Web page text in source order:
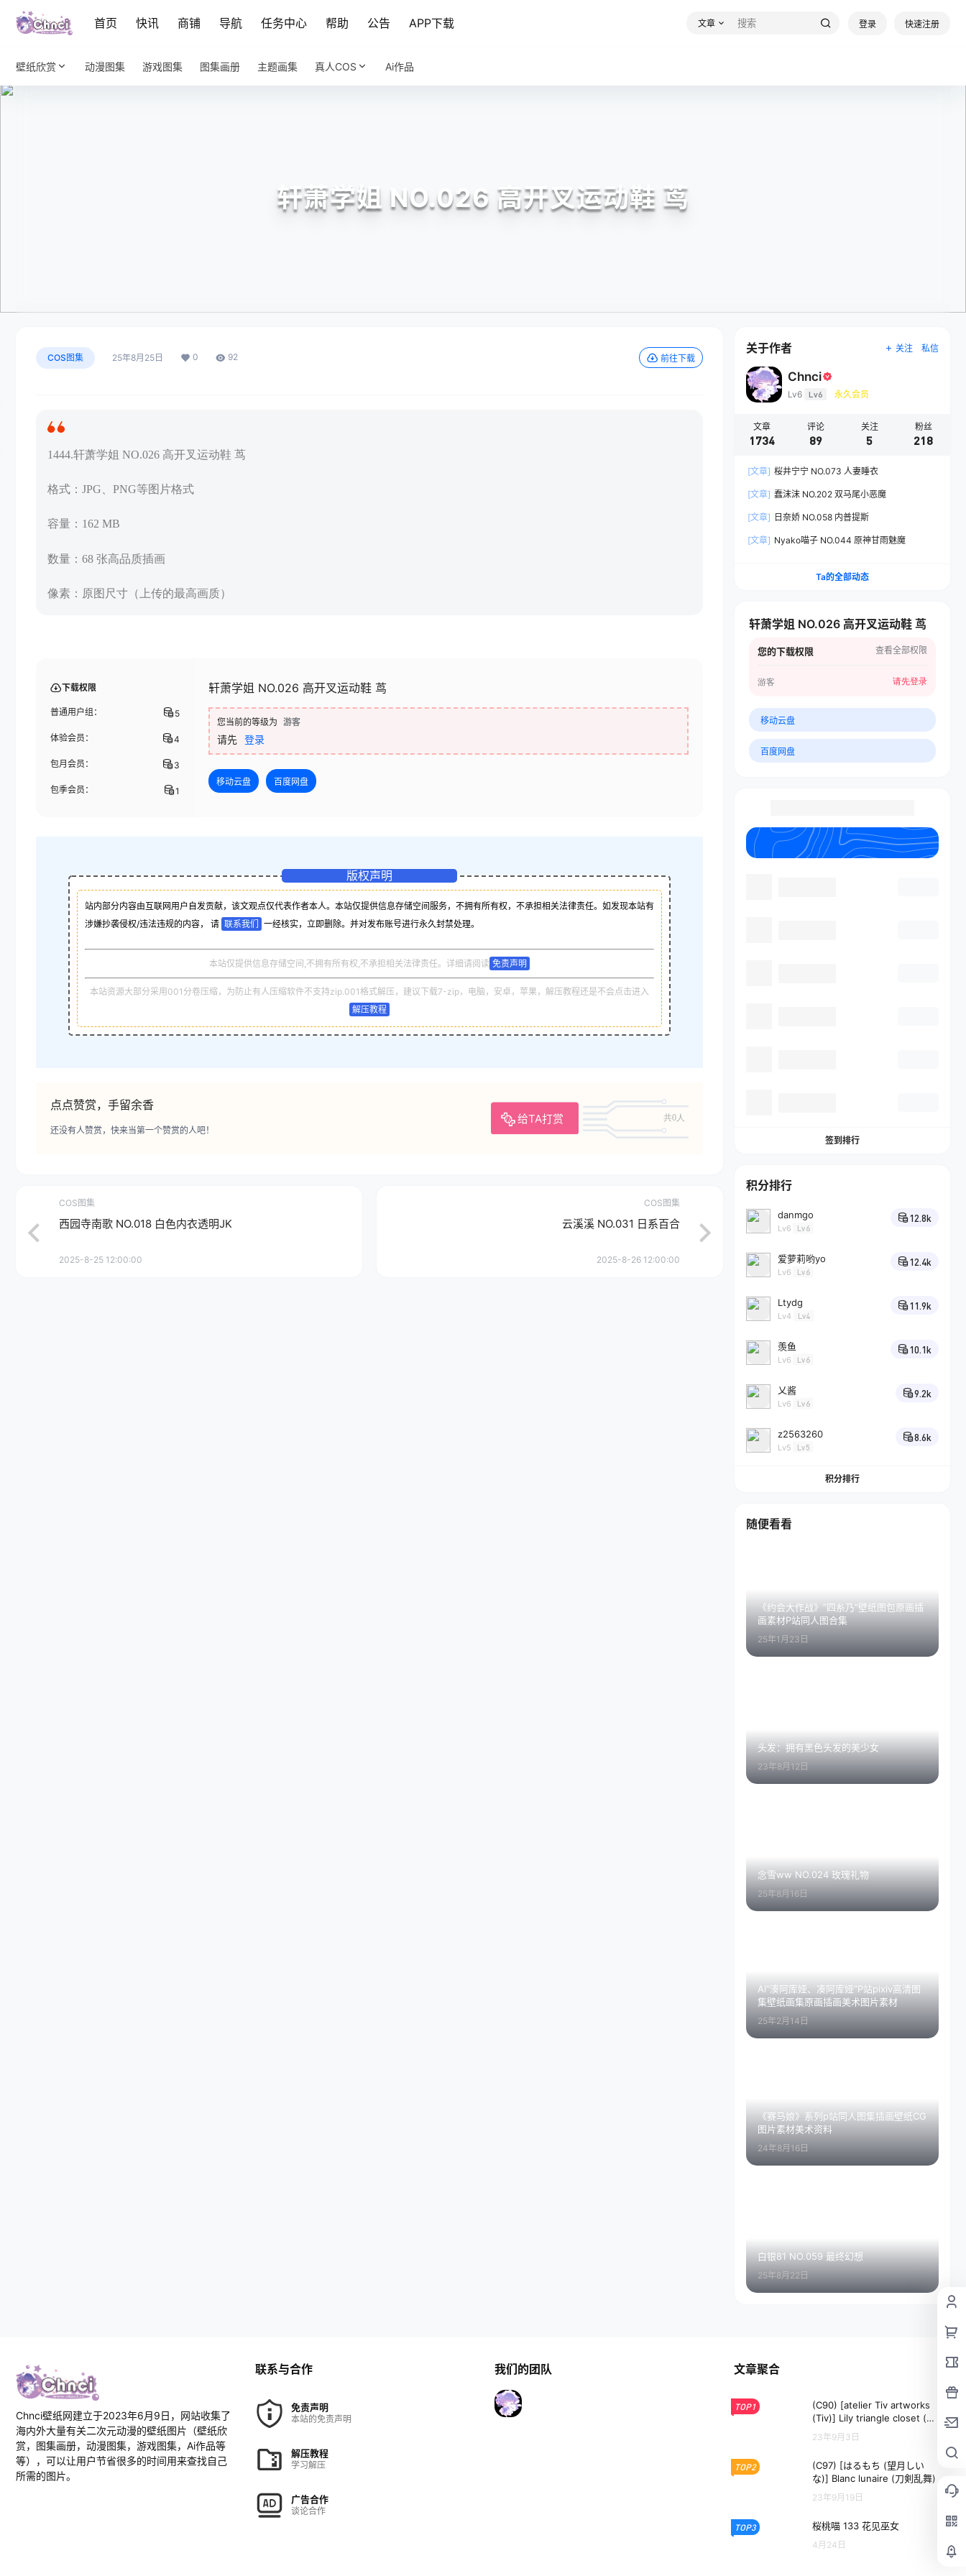
首页 快讯 商铺 导航 任务中心 帮助 公告 APP下载 文章 登录 快速注册
壁纸欣赏 动漫图集 游戏图集 图集画册 主题画集 真人COS Ai作品
轩萧学姐 NO.026 高开叉运动鞋 茑
COS图集 25年8月25日 0 92 前往下载
1444.轩萧学姐 NO.026 高开叉运动鞋 茑
格式：JPG、PNG等图片格式
容量：162 MB
数量：68 张高品质插画
像素：原图尺寸（上传的最高画质）
下载权限
普通用户组： 5
体验会员： 4
包月会员： 3
包季会员： 1
轩萧学姐 NO.026 高开叉运动鞋 茑
您当前的等级为 游客
请先 登录
移动云盘 百度网盘
版权声明
站内部分内容由互联网用户自发贡献，该文观点仅代表作者本人。本站仅提供信息存储空间服务，不拥有所有权，不承担相关法律责任。如发现本站有
涉嫌抄袭侵权/违法违规的内容， 请 联系我们 一经核实，立即删除。并对发布账号进行永久封禁处理。
本站仅提供信息存储空间,不拥有所有权,不承担相关法律责任。详细请阅读 免责声明
本站资源大部分采用001分卷压缩，为防止有人压缩软件不支持zip.001格式解压，建议下载7-zip，电脑，安卓，苹果，解压教程还是不会点击进入
解压教程
点点赞赏，手留余香
给TA打赏 共0人
还没有人赞赏，快来当第一个赞赏的人吧！
COS图集
西园寺南歌 NO.018 白色内衣透明JK
2025-8-25 12:00:00
COS图集
云溪溪 NO.031 日系百合
2025-8-26 12:00:00
关于作者 关注 私信
Chnci
Lv6 Lv6 永久会员
文章
1734
评论
89
关注
5
粉丝
218
[文章] 桜井宁宁 NO.073 人妻睡衣
[文章] 蠢沫沫 NO.202 双马尾小恶魔
[文章] 日奈娇 NO.058 内普提斯
[文章] Nyako喵子 NO.044 原神甘雨魅魔
Ta的全部动态
轩萧学姐 NO.026 高开叉运动鞋 茑
您的下载权限 查看全部权限
游客 请先登录
移动云盘
百度网盘
签到排行
积分排行
danmgo
Lv6 Lv6
12.8k
爱萝莉哟yo
Lv6 Lv6
12.4k
Ltydg
Lv4 Lv4
11.9k
羡鱼
Lv6 Lv6
10.1k
乂酱
Lv6 Lv6
9.2k
z2563260
Lv5 Lv5
8.6k
积分排行
随便看看
《约会大作战》”四糸乃”壁纸图包原画插
画素材P站同人图合集
25年1月23日
头发：拥有黑色头发的美少女
23年8月12日
念雪ww NO.024 玫瑰礼物
25年8月16日
Ai”湊阿库娅、凑阿库娅”P站pixiv高清图
集壁纸画集原画插画美术图片素材
25年2月14日
《赛马娘》系列p站同人图集插画壁纸CG
图片素材美术资料
24年8月16日
白银81 NO.059 最终幻想
25年8月22日
Chnci壁纸网建立于2023年6月9日，网站收集了
海内外大量有关二次元动漫的壁纸图片（壁纸欣
赏，图集画册，动漫图集，游戏图集，Ai作品等
等），可以让用户节省很多的时间用来查找自己
所需的图片。
联系与合作
免责声明
本站的免责声明
解压教程
学习解压
广告合作
谈论合作
我们的团队 文章聚合
TOP1
(C90) [atelier Tiv artworks
(Tiv)] Lily triangle closet (よ
ろず)
23年9月3日
TOP2
(C97) [はるもち (望月しい
な)] Blanc lunaire (刀剣乱舞)
23年9月19日
TOP3 桜桃喵 133 花见巫女
4月24日